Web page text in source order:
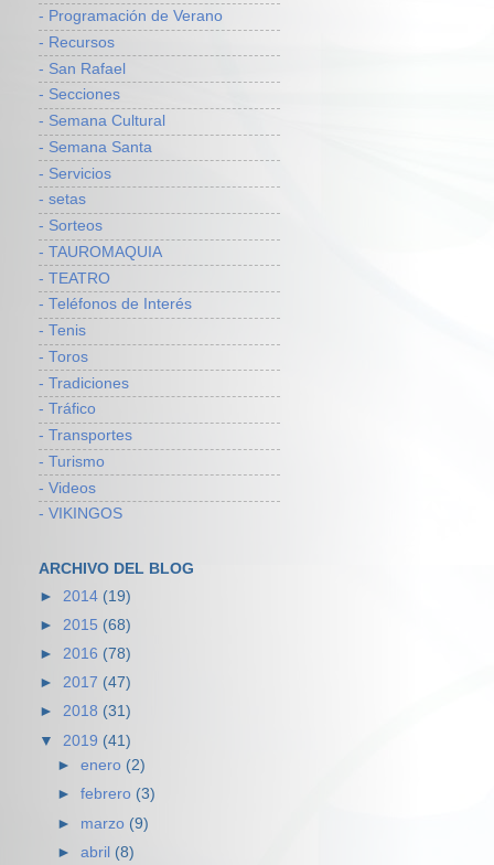
- Programación de Verano
- Recursos
- San Rafael
- Secciones
- Semana Cultural
- Semana Santa
- Servicios
- setas
- Sorteos
- TAUROMAQUIA
- TEATRO
- Teléfonos de Interés
- Tenis
- Toros
- Tradiciones
- Tráfico
- Transportes
- Turismo
- Videos
- VIKINGOS
ARCHIVO DEL BLOG
► 2014 (19)
► 2015 (68)
► 2016 (78)
► 2017 (47)
► 2018 (31)
▼ 2019 (41)
►enero (2)
►febrero (3)
► marzo (9)
►abril (8)